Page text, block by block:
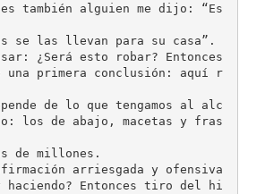
también alguien me dijo: “Es
se las llevan para su casa”.
¿Será esto robar? Entonces
una primera conclusión: aquí r
de lo que tengamos al alc
los de abajo, macetas y fras
de millones.
arriesgada y ofensiva
haciendo? Entonces tiro del hi